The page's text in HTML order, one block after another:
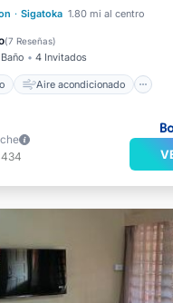
· Sigatoka 1.80 mi al centro
(7 Reseñas)
Baño 4 Invitados
Aire acondicionado
Aire acondicionado
Se admiten mascotas